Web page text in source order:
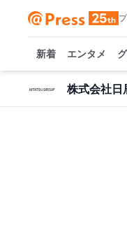
新着 エンタメ
株式会社日